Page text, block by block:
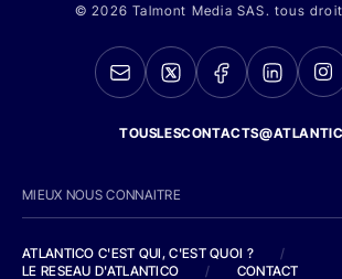
© 2026 Talmont Media SAS. tous
MIEUX NOUS CONNAITRE
ATLANTICO C'EST QUI, C'EST QUOI ?
/
LE RESEAU D'ATLANTICO
/ CONTACT